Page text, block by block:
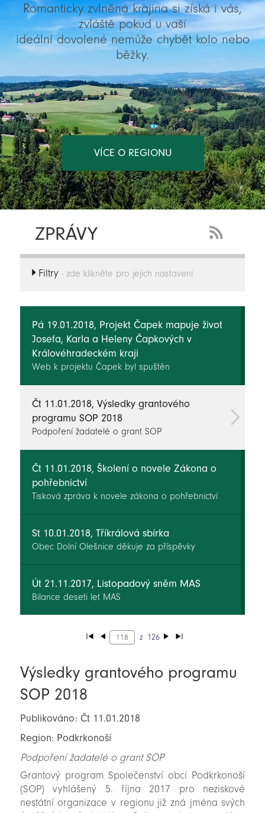
Romanticky zvlněná krajina si získá i vás,
zvláště pokud u vaší
ideální dovolené nemůže chybět kolo nebo
běžky.
VÍCE O REGIONU
ZPRÁVY
Feed
Filtry- zde klikněte pro jejich nastavení
Pá 19.01.2018, Projekt Čapek mapuje život
Josefa, Karla a Heleny Čapkových v
Královéhradeckém kraji
Web k projektu Čapek byl spuštěn
Čt 11.01.2018, Výsledky grantového
programu SOP 2018
Podpoření žadatelé o grant SOP
Čt 11.01.2018, Školení o novele Zákona o
pohřebnictví
Tisková zpráva k novele zákona o pohřebnictví
St 10.01.2018, Tříkrálová sbírka
Obec Dolní Olešnice děkuje za příspěvky
Út 21.11.2017, Listopadový sněm MAS
Bilance deseti let MAS
z 126
Výsledky grantového programu
SOP 2018
Publikováno: Čt 11.01.2018
Region: Podkrkonoší
Podpoření žadatelé o grant SOP
Grantový program Společenství obcí Podkrkonoší
(SOP) vyhlášený 5. října 2017 pro neziskové
nestátní organizace v regionu již zná jména svých